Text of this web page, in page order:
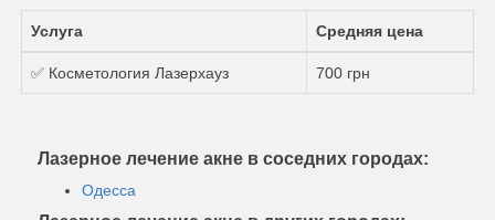
Услуга Средняя цена
✅ Косметология Лазерхауз 700 грн
Лазерное лечение акне в соседних городах:
Одесса